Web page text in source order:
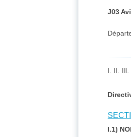
J03
I. II. III.
I.1)